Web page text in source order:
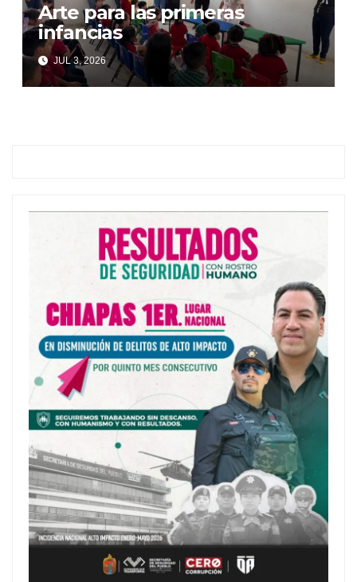
Arte para las primeras
infancias
JUL 3, 2026